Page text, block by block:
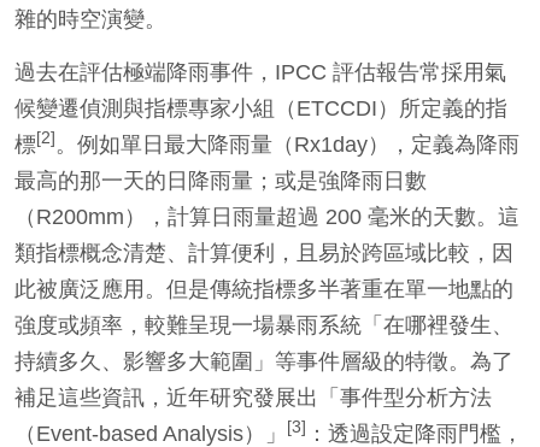
雜的時空演變。
過去在評估極端降雨事件，IPCC 評估報告常採用氣
候變遷偵測與指標專家小組（ETCCDI）所定義的指
標[2] 。例如單日最大降雨量（Rx1day），定義為降雨
最高的那一天的日降雨量；或是強降雨日數
（R200mm），計算日雨量超過 200 毫米的天數。這
類指標概念清楚、計算便利，且易於跨區域比較，因
此被廣泛應用。但是傳統指標多半著重在單一地點的
強度或頻率，較難呈現一場暴雨系統「在哪裡發生、
持續多久、影響多大範圍」等事件層級的特徵。為了
補足這些資訊，近年研究發展出「事件型分析方法
（Event-based Analysis）」
[3]
：透過設定降雨門檻，